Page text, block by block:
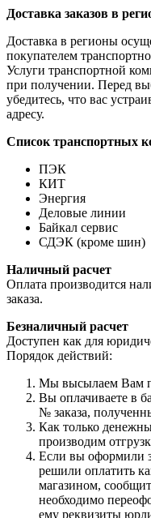
Доставка заказов в
Доставка в регионы
покупателем
Услуги транспортной
при получении. Перед
убедитесь, что вас
адресу.
Список транспортных
ПЭК
КИТ
Энергия
Деловые линии
Байкал сервис
СДЭК (кроме шин)
Наличный расчет
Оплата производится
заказа.
Безналичный расчет
Доступен как для
Порядок действий:
Мы высылаем Вам
Вы оплачиваете в
№ заказа,
Как только
производим
Если вы оформили
решили оплатить
магазином,
необходимо
ему реквизиты